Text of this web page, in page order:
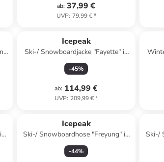
ab: 37,99 €
UVP: 79,99 €*
Icepeak
Ski-/ Snowboardjacke "Fayette" in
Rosa
-45%
ab: 114,99 €
UVP: 209,99 €*
Icepeak
Ski-/ Snowboardhose "Freyung" in
Rot
-44%
Ski-/